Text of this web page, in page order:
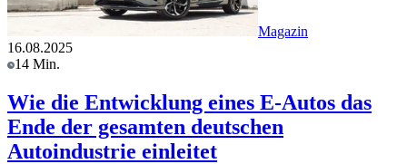
Magazin
16.08.2025
14 Min.
Wie die Entwicklung eines E-Autos das
Ende der gesamten deutschen
Autoindustrie einleitet